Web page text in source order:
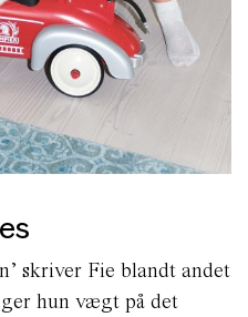
skriver Fie blandt andet
hun vægt på det